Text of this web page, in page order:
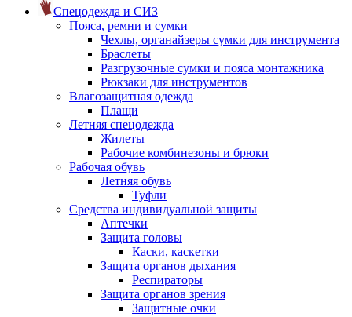
Спецодежда и СИЗ
Пояса, ремни и сумки
Чехлы, органайзеры сумки для инструмента
Браслеты
Разгрузочные сумки и пояса монтажника
Рюкзаки для инструментов
Влагозащитная одежда
Плащи
Летняя спецодежда
Жилеты
Рабочие комбинезоны и брюки
Рабочая обувь
Летняя обувь
Туфли
Средства индивидуальной защиты
Аптечки
Защита головы
Каски, каскетки
Защита органов дыхания
Респираторы
Защита органов зрения
Защитные очки